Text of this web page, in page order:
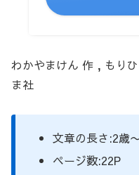
わかやまけん 作 , もり
ま社
文章の長さ:2歳
ページ数:22P